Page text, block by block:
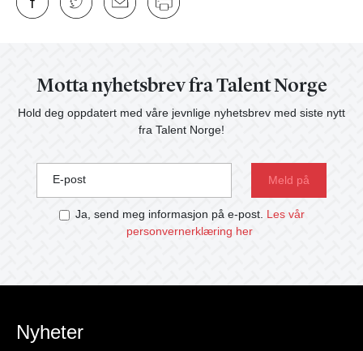
Motta nyhetsbrev fra Talent Norge
Hold deg oppdatert med våre jevnlige nyhetsbrev med siste nytt
fra Talent Norge!
E-post
Ja, send meg informasjon på e-post. Les vår
personvernerklæring her
Nyheter